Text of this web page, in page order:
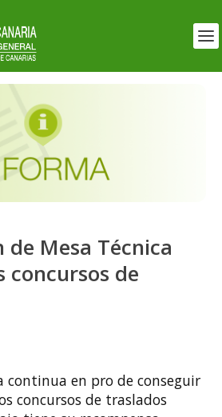
Mesa Técnica
concursos de
continua en pro de conseguir
concursos de traslados